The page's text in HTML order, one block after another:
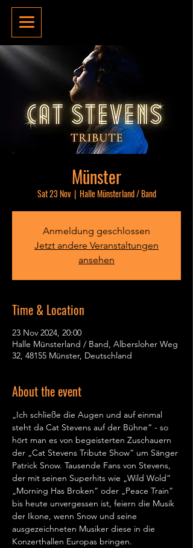
Münster
Sat 23 Nov
  |
Halle Münsterland / Band
Anmeldung geschlossen
Jetzt andere Veranstaltungen
ansehen
Time & Location
23 Nov 2024, 20:00
Halle Münsterland / Band, Albersloher Weg
32, 48155 Münster, Deutschland
About the event
„Ich schließe die Augen und auf einmal
steht da Cat Stevens auf der Bühne“ - so
hört man es von begeisterten Zuschauern
der „Cat Stevens Tribute Show“ um Sänger
Patrick Snow. Tausende Fans von Stevens,
der mit seinen Superhits wie „Wild Wold“
„Morning Has Broken“ oder „Peace Train“
bis heute unvergessen ist, feiern die Musik
der Ikone, wenn Snow und seine
ausgezeichneten Musiker diese in die
Konzerthallen Europas bringen.